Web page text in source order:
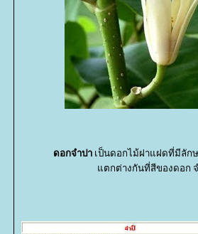
ดอกจำปา เป็นดอกไม้ฝาแฝดที่มีลัก
ตกต่างกันที่สีของดอก จ